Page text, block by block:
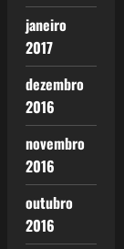
janeiro
2017
dezembro
2016
novembro
2016
outubro
2016